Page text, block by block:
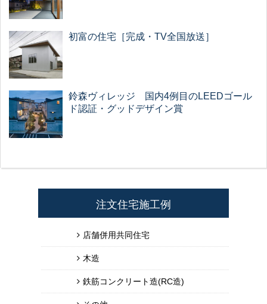
初富の住宅［完成・TV全国放送］
鈴森ヴィレッジ 国内4例目のLEEDゴール
ド認証・グッドデザイン賞
注文住宅施工例
店舗併用共同住宅
木造
鉄筋コンクリート造(RC造)